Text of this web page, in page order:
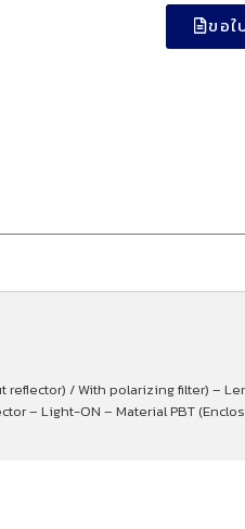
ขอใ
/ With polarizing filter) –
– Light-ON – Material PBT